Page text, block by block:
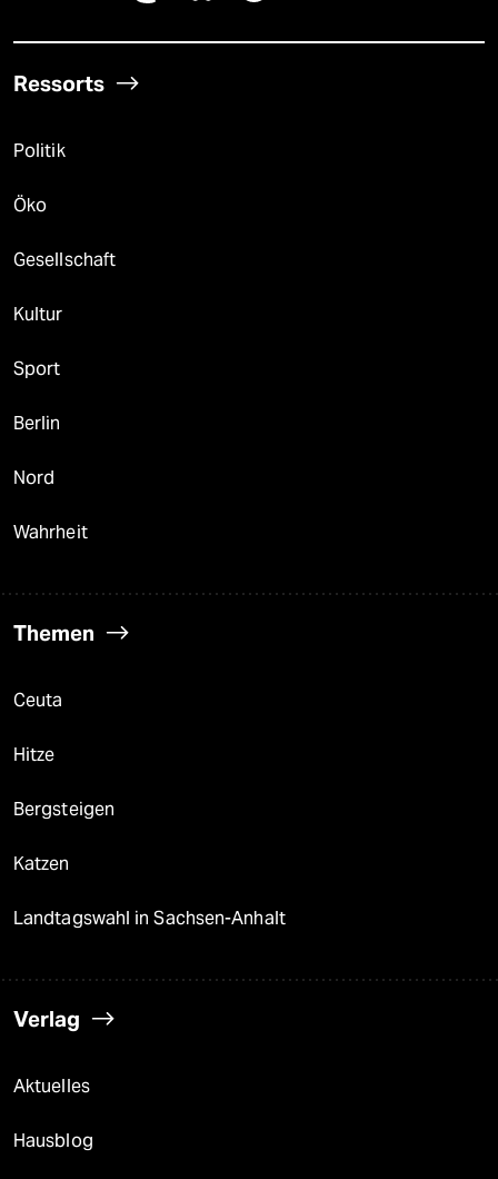
Ressorts
Politik
Öko
Gesellschaft
Kultur
Sport
Berlin
Nord
Wahrheit
Themen
Ceuta
Hitze
Bergsteigen
Katzen
Landtagswahl in Sachsen-Anhalt
Verlag
Aktuelles
Hausblog